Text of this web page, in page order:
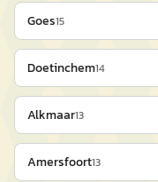
Goes15
Doetinchem14
Alkmaar13
Amersfoort13